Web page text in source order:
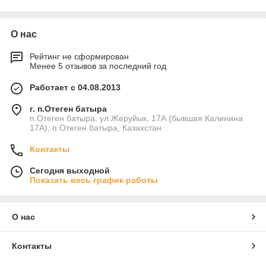
Ремонт тента
внахлест по месту, т.е. не снимая тента с автомобиля или на
снятом тенте в случае крупных порезов, а так же при
капитальном ремонте тента. Возможна замена любой
фурнитуры тента (люверсов, скоб, крючков, ремней). А так
же замена любого элемента тента (крыши, боковины,
клапана). При необходимости на замененную часть тента
наносится таможенная лента.
О нас
Рейтинг не сформирован
Менее 5 отзывов за последний год
Работает с 04.08.2013
г. п.Отеген батыра
п.Отеген батыра, ул.Жеруйык, 17А (бывшая Калинина
17А), п.Отеген батыра, Казахстан
Контакты
Сегодня выходной
Показать весь график работы
О нас
Контакты